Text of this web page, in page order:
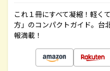
これ１冊にすべて凝縮！軽く
方」のコンパクトガイド。台
報満載！